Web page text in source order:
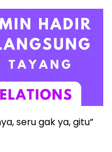
seru gak ya, gitu”